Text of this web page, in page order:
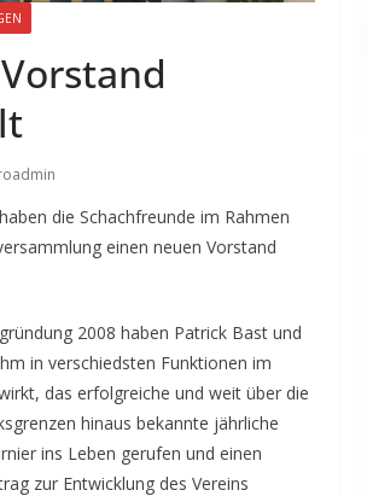
die Schachfreunde im Rahmen
einen neuen Vorstand
2008 haben Patrick Bast und
in verschiedsten Funktionen im
das erfolgreiche und weit über die
hinaus bekannte jährliche
ins Leben gerufen und einen
zur Entwicklung des Vereins